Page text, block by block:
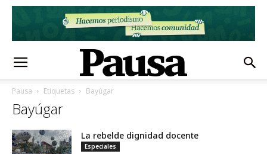
Pausa Etiquetas Bayúgar
Bayúgar
La rebelde dignidad docente
Especiales